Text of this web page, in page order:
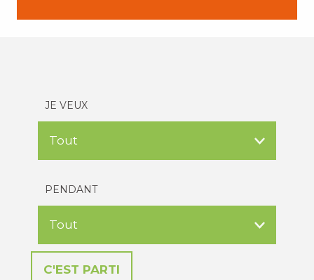
JE VEUX
PENDANT